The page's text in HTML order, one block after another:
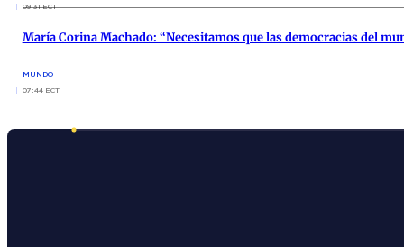
09:31 ECT
María Corina Machado: “Necesitamos que las democracias del
MUNDO
07:44 ECT